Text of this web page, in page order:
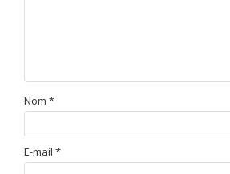
Nom *
E-mail *